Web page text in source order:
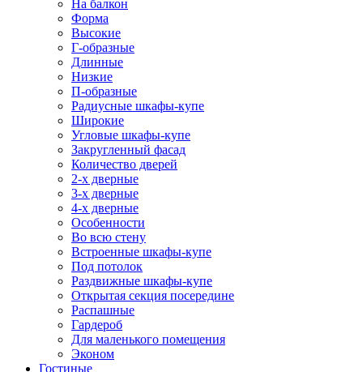
На балкон
Форма
Высокие
Г-образные
Длинные
Низкие
П-образные
Радиусные шкафы-купе
Широкие
Угловые шкафы-купе
Закругленный фасад
Количество дверей
2-х дверные
3-х дверные
4-х дверные
Особенности
Во всю стену
Встроенные шкафы-купе
Под потолок
Раздвижные шкафы-купе
Открытая секция посередине
Распашные
Гардероб
Для маленького помещения
Эконом
Гостиные